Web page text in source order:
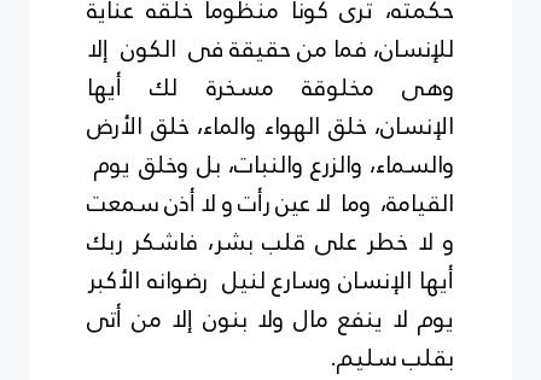
حكمته، ترى كوناً منظوماً خلقه عناية
للإنسان، فما من حقيقة فى الكون إلا
وهى مخلوقة مسخرة لك أيها
الإنسان، خلق الهواء والماء، خلق الأرض
والسماء، والزرع والنبات، بل وخلق يوم
القيامة، وما لا عين رأت و لا أذن سمعت
و لا خطر على قلب بشر، فاشكر ربك
أيها الإنسان وسارع لنيل رضوانه الأكبر
يوم لا ينفع مال ولا بنون إلا من أتى
بقلب سليم.